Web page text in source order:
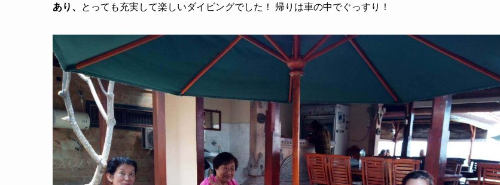
あり、
とっても充実して楽しいダイビングでした！ 帰りは車の中でぐっすり！